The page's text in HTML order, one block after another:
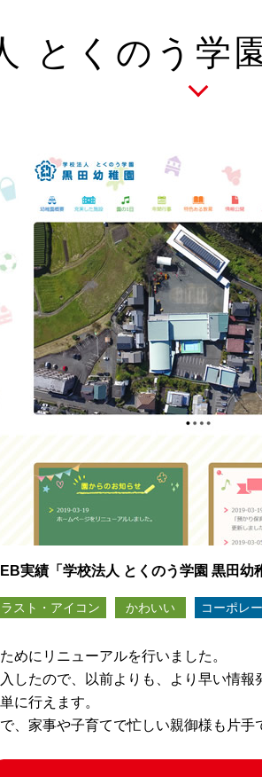
とくのう学
実績「学校法人 とくのう学園 黒田幼
スト・アイコン かわいい コーポレ
めにリニューアルを行いました。
したので、以前よりも、より早い情
に行えます。
、家事や子育てで忙しい親御様も片手